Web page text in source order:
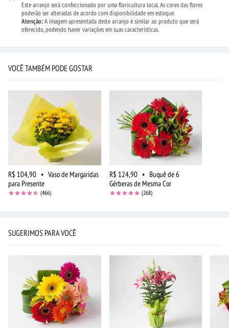
Este arranjo será confeccionado por uma floricultura local. As cores das flores
poderão ser alteradas de acordo com disponibilidade em estoque.
Atenção:A imagem apresentada deste arranjo é similar ao produto que será
oferecido, podendo haver variações em suas características.
VOCÊ TAMBÉM PODE GOSTAR
R$ 104,90 • Vaso de Margaridas
para Presente
(466)
R$ 124,90 • Buquê de 6
Gérberas de Mesma Cor
(268)
SUGERIMOS PARA VOCÊ